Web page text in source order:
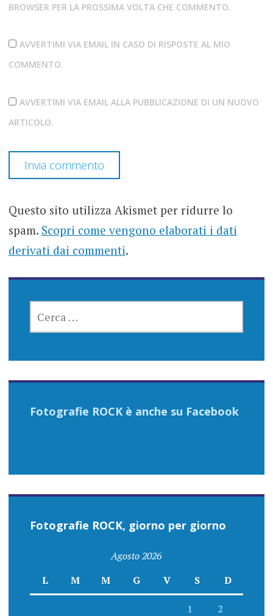
BROWSER PER LA PROSSIMA VOLTA CHE COMMENTO.
AVVERTIMI VIA EMAIL IN CASO DI RISPOSTE AL MIO
COMMENTO.
AVVERTIMI VIA EMAIL ALLA PUBBLICAZIONE DI UN NUOVO
ARTICOLO.
Questo sito utilizza Akismet per ridurre lo
spam. Scopri come vengono elaborati i dati
derivati dai commenti.
PER:
Fotografie ROCK è anche su Facebook
Fotografie ROCK, giorno per giorno
Agosto 2026
L
M M G V S D
1 2